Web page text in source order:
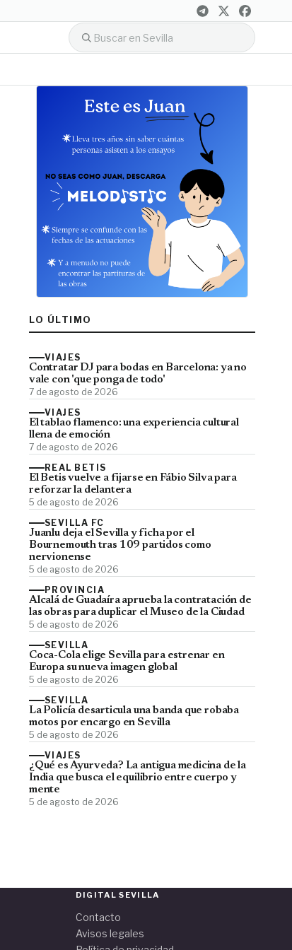
LO ÚLTIMO
VIAJES
Contratar DJ para bodas en Barcelona: ya no
vale con 'que ponga de todo'
7 de agosto de 2026
VIAJES
El tablao flamenco: una experiencia cultural
llena de emoción
7 de agosto de 2026
REAL BETIS
El Betis vuelve a fijarse en Fábio Silva para
reforzar la delantera
5 de agosto de 2026
SEVILLA FC
Juanlu deja el Sevilla y ficha por el
Bournemouth tras 109 partidos como
nervionense
5 de agosto de 2026
PROVINCIA
Alcalá de Guadaíra aprueba la contratación de
las obras para duplicar el Museo de la Ciudad
5 de agosto de 2026
SEVILLA
Coca-Cola elige Sevilla para estrenar en
Europa su nueva imagen global
5 de agosto de 2026
SEVILLA
La Policía desarticula una banda que robaba
motos por encargo en Sevilla
5 de agosto de 2026
VIAJES
¿Qué es Ayurveda? La antigua medicina de la
India que busca el equilibrio entre cuerpo y
mente
5 de agosto de 2026
DIGITAL SEVILLA
Contacto
Avisos legales